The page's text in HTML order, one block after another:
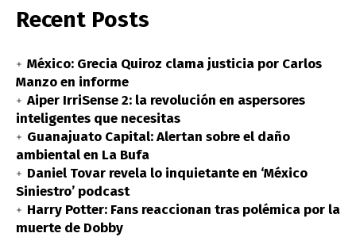
Recent Posts
México: Grecia Quiroz clama justicia por Carlos
Manzo en informe
Aiper IrriSense 2: la revolución en aspersores
inteligentes que necesitas
Guanajuato Capital: Alertan sobre el daño
ambiental en La Bufa
Daniel Tovar revela lo inquietante en ‘México
Siniestro’ podcast
Harry Potter: Fans reaccionan tras polémica por la
muerte de Dobby